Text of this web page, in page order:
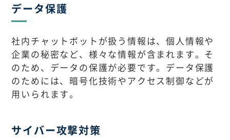
データ保護
社内チャットボットが扱う情報は、個人情報や
企業の秘密など、様々な情報が含まれます。そ
のため、データの保護が必要です。データ保護
のためには、暗号化技術やアクセス制御などが
用いられます。
サイバー攻撃対策